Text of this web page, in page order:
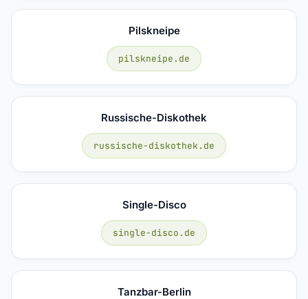
Pilskneipe
pilskneipe.de
Russische-Diskothek
russische-diskothek.de
Single-Disco
single-disco.de
Tanzbar-Berlin